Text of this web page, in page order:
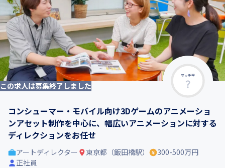
マッチ率
この求人は募集終了しました
コンシューマー・モバイル向け3Dゲームのアニメーショ
ンアセット制作を中心に、幅広いアニメーションに対する
ディレクションをお任せ
アートディレクター 東京都（飯田橋駅）
300-500万円
正社員